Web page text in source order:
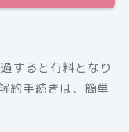
すると有料となり
約手続きは、簡単